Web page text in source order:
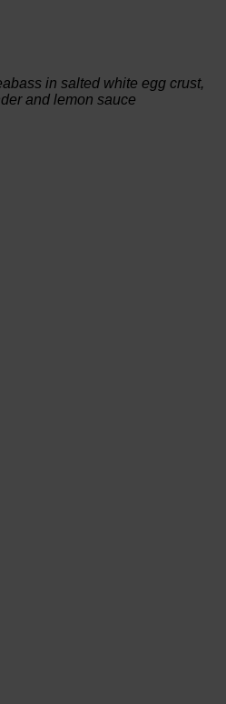
in salted white egg crust,
and lemon sauce